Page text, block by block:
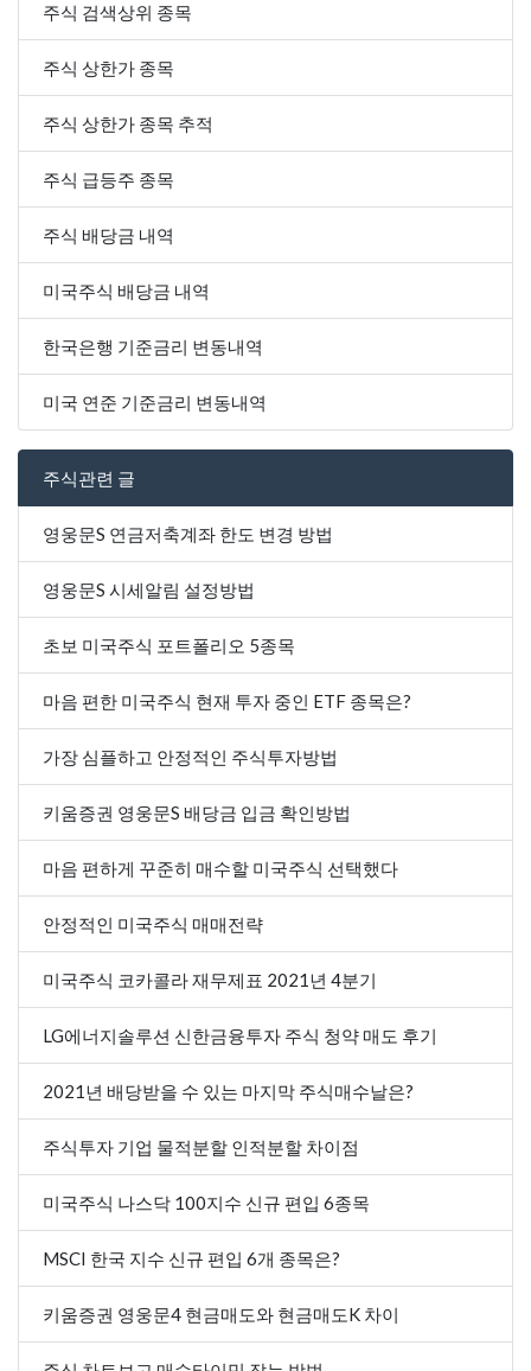
주식 검색상위 종목
주식 상한가 종목
주식 상한가 종목 추적
주식 급등주 종목
주식 배당금 내역
미국주식 배당금 내역
한국은행 기준금리 변동내역
미국 연준 기준금리 변동내역
주식관련 글
영웅문S 연금저축계좌 한도 변경 방법
영웅문S 시세알림 설정방법
초보 미국주식 포트폴리오 5종목
마음 편한 미국주식 현재 투자 중인 ETF 종목은?
가장 심플하고 안정적인 주식투자방법
키움증권 영웅문S 배당금 입금 확인방법
마음 편하게 꾸준히 매수할 미국주식 선택했다
안정적인 미국주식 매매전략
미국주식 코카콜라 재무제표 2021년 4분기
LG에너지솔루션 신한금융투자 주식 청약 매도 후기
2021년 배당받을 수 있는 마지막 주식매수날은?
주식투자 기업 물적분할 인적분할 차이점
미국주식 나스닥 100지수 신규 편입 6종목
MSCI 한국 지수 신규 편입 6개 종목은?
키움증권 영웅문4 현금매도와 현금매도K 차이